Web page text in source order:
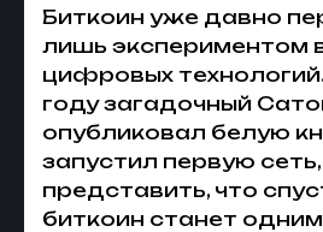
Биткоин уже давно
лишь экспериментом
цифровых
году загадочный
опубликовал белую
запустил первую
представить, что
биткоин станет одним